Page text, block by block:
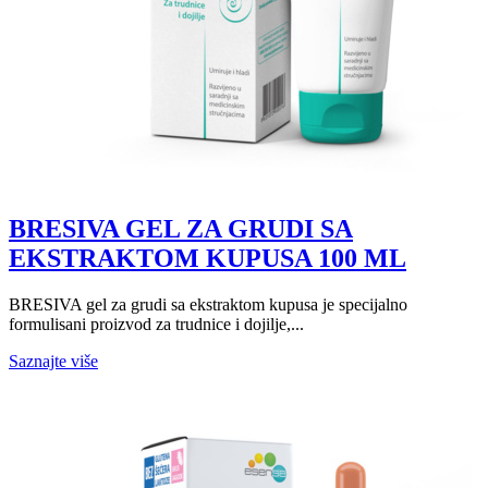
BRESIVA GEL ZA GRUDI SA
EKSTRAKTOM KUPUSA 100 ML
BRESIVA gel za grudi sa ekstraktom kupusa je specijalno
formulisani proizvod za trudnice i dojilje,...
Saznajte više